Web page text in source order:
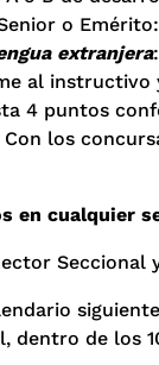
o
extranjera
al
4 puntos
Con los
en cualquier
dentro de los